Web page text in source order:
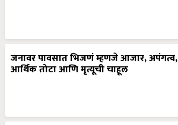
जनावर पावसात भिजणं म्हणजे आजार, अपंगत्व,
आर्थिक तोटा आणि मृत्यूची चाहूल